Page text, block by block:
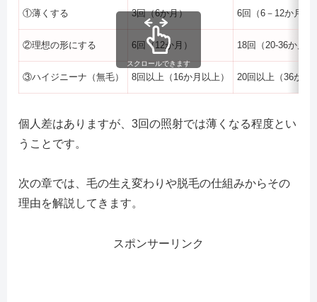
①薄くする 3回（6か月） 6回（6－12か月）
②理想の形にする 6回（12か月） 18回（20-36か月）
③ハイジニーナ（無毛） 8回以上（16か月以上） 20回以上（36か月
スクロールできます
個人差はありますが、3回の照射では薄くなる程度とい
うことです。
次の章では、毛の生え変わりや脱毛の仕組みからその
理由を解説してきます。
スポンサーリンク